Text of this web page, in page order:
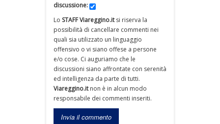
discussione:
Lo STAFF Viareggino.itsi riserva la
possibilità di cancellare commenti nei
quali sia utilizzato un linguaggio
offensivo o vi siano offese a persone
e/o cose. Ci auguriamo che le
discussioni siano affrontate con serenità
ed intelligenza da parte di tutti.
Viareggino.itnon è in alcun modo
responsabile dei commenti inseriti.